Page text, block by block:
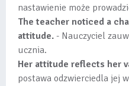
nastawienie może
The teacher noticed a
attitude. - Nauczyciel
ucznia.
Her attitude reflects her
postawa odzwierciedla jej